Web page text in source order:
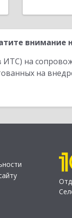
внимание
ИТС) на
на